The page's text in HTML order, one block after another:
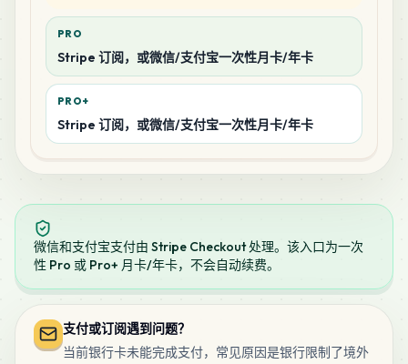
PRO
Stripe 订阅，或微信/支付宝一次性月卡/年卡
PRO+
Stripe 订阅，或微信/支付宝一次性月卡/年卡
微信和支付宝支付由 Stripe Checkout 处理。该入口为一次
性 Pro 或 Pro+ 月卡/年卡，不会自动续费。
支付或订阅遇到问题？
当前银行卡未能完成支付，常见原因是银行限制了境外